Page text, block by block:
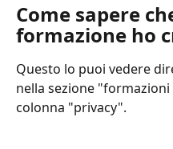
Come sapere
formazione ho
Questo lo puoi vedere
nella sezione
colonna "privacy".